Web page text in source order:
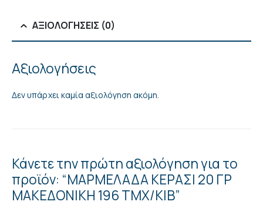
ΑΞΙΟΛΟΓΉΣΕΙΣ (0)
Αξιολογήσεις
Δεν υπάρχει καμία αξιολόγηση ακόμη.
Κάνετε την πρώτη αξιολόγηση για το
προϊόν: “ΜΑΡΜΕΛΑΔΑ ΚΕΡΑΣΙ 20 ΓΡ
ΜΑΚΕΔΟΝΙΚΗ 196 ΤΜΧ/ΚΙΒ”